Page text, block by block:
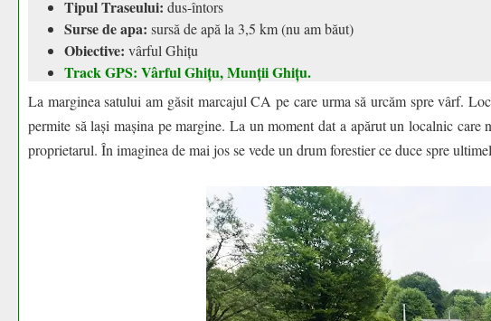
Tipul Traseului: dus-întors
Surse de apa: sursă de apă la 3,5 km (nu am băut)
Obiective: vârful Ghițu
Track GPS: Vârful Ghițu, Munții Ghițu.
La marginea satului am găsit marcajul CA pe care urma să urcăm spre vârf.
permite să lași mașina pe margine. La un moment dat a apărut un localnic
proprietarul. În imaginea de mai jos se vede un drum forestier ce duce spre